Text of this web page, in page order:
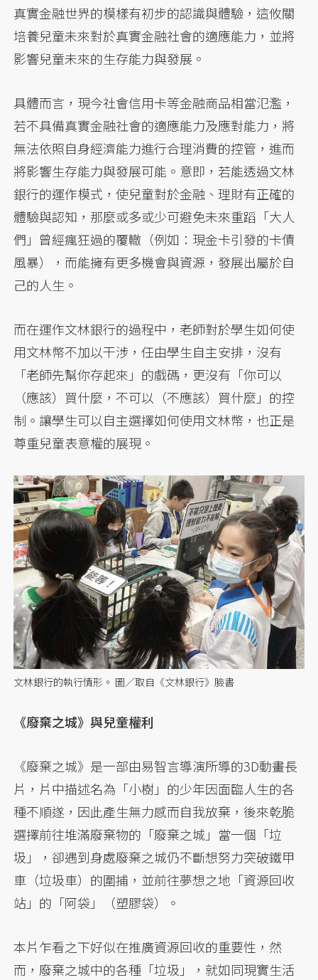
真實金融世界的模樣有初步的認識與體驗，這攸關
培養兒童未來對於真實金融社會的適應能力，並將
影響兒童未來的生存能力與發展。
具體而言，現今社會信用卡等金融商品相當氾濫，
若不具備真實金融社會的適應能力及應對能力，將
無法依照自身經濟能力進行合理消費的控管，進而
將影響生存能力與發展可能。意即，若能透過文林
銀行的運作模式，使兒童對於金融、理財有正確的
體驗與認知，那麼或多或少可避免未來重蹈「大人
們」曾經瘋狂過的覆轍（例如：現金卡引發的卡債
風暴），而能擁有更多機會與資源，發展出屬於自
己的人生。
而在運作文林銀行的過程中，老師對於學生如何使
用文林幣不加以干涉，任由學生自主安排，沒有
「老師先幫你存起來」的戲碼，更沒有「你可以
（應該）買什麼，不可以（不應該）買什麼」的控
制。讓學生可以自主選擇如何使用文林幣，也正是
尊重兒童表意權的展現。
文林銀行的執行情形。 圖／取自《文林銀行》臉書
《廢棄之城》與兒童權利
《廢棄之城》是一部由易智言導演所導的3D動畫長
片，片中描述名為「小樹」的少年因面臨人生的各
種不順遂，因此產生無力感而自我放棄，後來乾脆
選擇前往堆滿廢棄物的「廢棄之城」當一個「垃
圾」，卻遇到身處廢棄之城仍不斷想努力突破鐵甲
車（垃圾車）的圍捕，並前往夢想之地「資源回收
站」的「阿袋」（塑膠袋）。
本片乍看之下好似在推廣資源回收的重要性，然
而，廢棄之城中的各種「垃圾」，就如同現實生活